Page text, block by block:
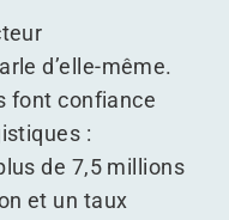
d’elle-même.
font confiance
:
de 7,5 millions
et un taux